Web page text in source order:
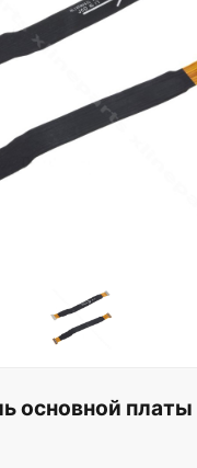
основной